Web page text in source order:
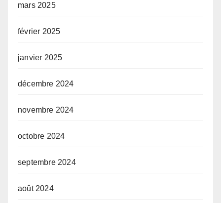
mars 2025
février 2025
janvier 2025
décembre 2024
novembre 2024
octobre 2024
septembre 2024
août 2024